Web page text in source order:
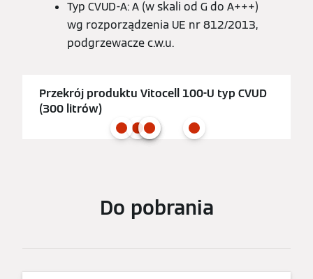
Typ CVUD-A: A (w skali od G do A+++)
wg rozporządzenia UE nr 812/2013,
podgrzewacze c.w.u.
Przekrój produktu Vitocell 100-U typ CVUD
(300 litrów)
Do pobrania